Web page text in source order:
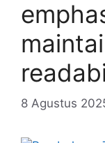
8 Agustus